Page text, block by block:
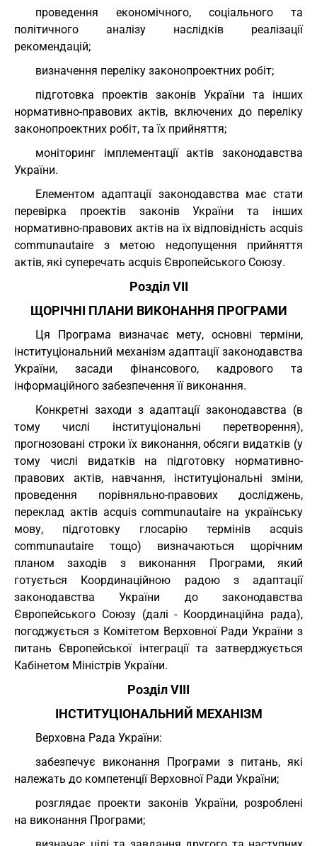
проведення економічного, соціального та
політичного аналізу наслідків реалізації
рекомендацій;
визначення переліку законопроектних робіт;
підготовка проектів законів України та інших
нормативно-правових актів, включених до переліку
законопроектних робіт, та їх прийняття;
моніторинг імплементації актів законодавства
України.
Елементом адаптації законодавства має стати
перевірка проектів законів України та інших
нормативно-правових актів на їх відповідність acquis
communautaire з метою недопущення прийняття
актів, які суперечать acquis Європейського Союзу.
Розділ VII
ЩОРІЧНІ ПЛАНИ ВИКОНАННЯ ПРОГРАМИ
Ця Програма визначає мету, основні терміни,
інституціональний механізм адаптації законодавства
України, засади фінансового, кадрового та
інформаційного забезпечення її виконання.
Конкретні заходи з адаптації законодавства (в
тому числі інституціональні перетворення),
прогнозовані строки їх виконання, обсяги видатків (у
тому числі видатків на підготовку нормативно-
правових актів, навчання, інституціональні зміни,
проведення порівняльно-правових досліджень,
переклад актів acquis communautaire на українську
мову, підготовку глосарію термінів acquis
communautaire тощо) визначаються щорічним
планом заходів з виконання Програми, який
готується Координаційною радою з адаптації
законодавства України до законодавства
Європейського Союзу (далі - Координаційна рада),
погоджується з Комітетом Верховної Ради України з
питань Європейської інтеграції та затверджується
Кабінетом Міністрів України.
Розділ VIII
ІНСТИТУЦІОНАЛЬНИЙ МЕХАНІЗМ
Верховна Рада України:
забезпечує виконання Програми з питань, які
належать до компетенції Верховної Ради України;
розглядає проекти законів України, розроблені
на виконання Програми;